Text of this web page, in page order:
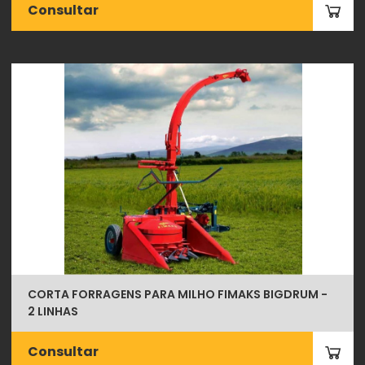
Consultar
CORTA FORRAGENS PARA MILHO FIMAKS BIGDRUM -
2 LINHAS
Consultar